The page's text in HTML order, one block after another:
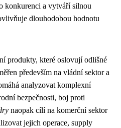
konkurenci a vytváří silnou
dlouhodobou hodnotu
produkty, které oslovují odlišné
především na vládní sektor a
analyzovat komplexní
bezpečnosti, boj proti
naopak cílí na komerční sektor
jejich operace, supply